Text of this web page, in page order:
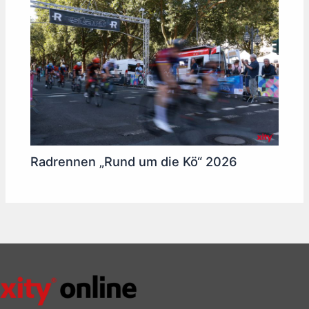
Radrennen „Rund um die Kö“ 2026